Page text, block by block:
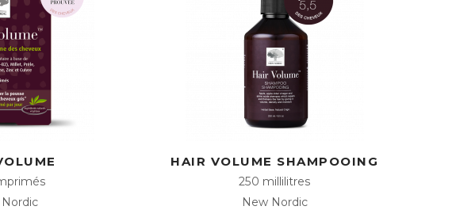
HAIR VOLUME SHAMPOOING
250 millilitres
New Nordic